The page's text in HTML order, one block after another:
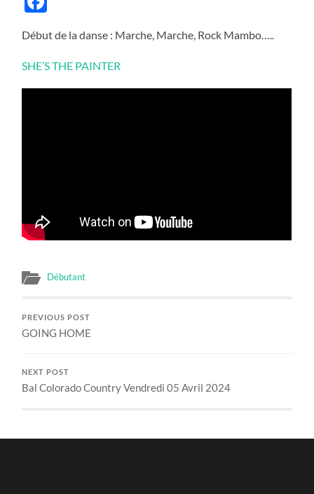
Début de la danse : Marche, Marche, Rock Mambo…..
SHE’S THE PAINTER
Débutant
PREVIOUS POST
GOING HOME
NEXT POST
Bal Colorado Country Vendredi 05 Avril 2024